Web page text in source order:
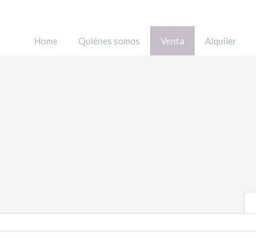
Home Quiénes somos Venta Alquiler